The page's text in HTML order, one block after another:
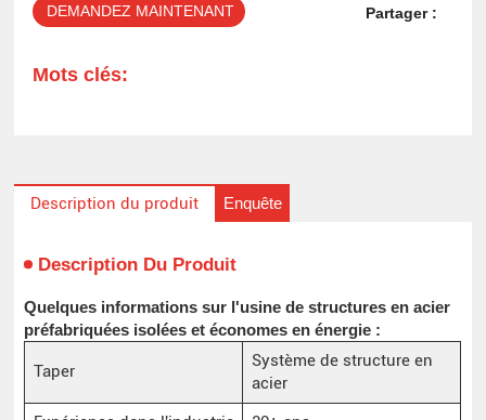
DEMANDEZ MAINTENANT Partager :
Mots clés:
Description du produit Enquête
Description Du Produit
Quelques informations sur l'usine de structures en acier
préfabriquées isolées et économes en énergie :
Taper
Système de structure en
acier